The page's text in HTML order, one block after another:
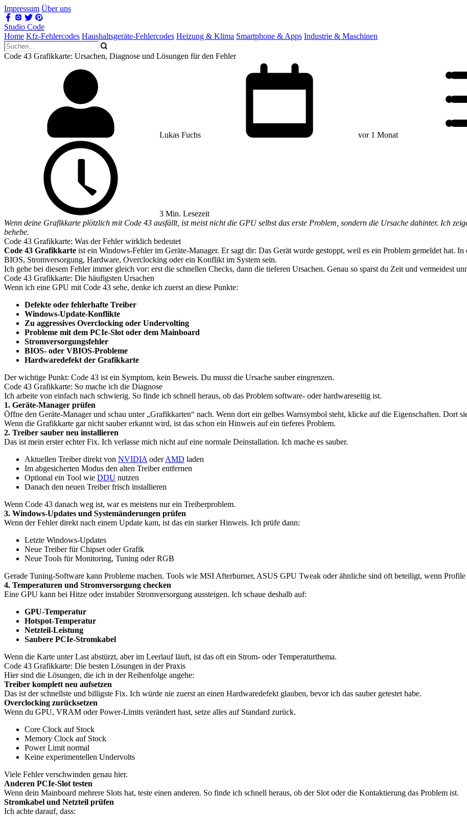
Impressum Über uns
Studio Code
Home Kfz-Fehlercodes Haushaltsgeräte-Fehlercodes Heizung & Klima Smartphone & Apps Industrie & Maschinen
Code 43 Grafikkarte: Ursachen, Diagnose und Lösungen für den Fehler
Lukas Fuchs vor 1 Monat
3 Min. Lesezeit
Wenn deine Grafikkarte plötzlich mit Code 43 ausfällt, ist meist nicht die GPU selbst das erste Problem, sondern die Ursache dahinter. Ich
behebe.
Code 43 Grafikkarte: Was der Fehler wirklich bedeutet
Code 43 Grafikkarte ist ein Windows-Fehler im Geräte-Manager. Er sagt dir: Das Gerät wurde gestoppt, weil es ein Problem gemeldet hat.
BIOS, Stromversorgung, Hardware, Overclocking oder ein Konflikt im System sein.
Ich gehe bei diesem Fehler immer gleich vor: erst die schnellen Checks, dann die tieferen Ursachen. Genau so sparst du Zeit und vermeidest
Code 43 Grafikkarte: Die häufigsten Ursachen
Wenn ich eine GPU mit Code 43 sehe, denke ich zuerst an diese Punkte:
Defekte oder fehlerhafte Treiber
Windows-Update-Konflikte
Zu aggressives Overclocking oder Undervolting
Probleme mit dem PCIe-Slot oder dem Mainboard
Stromversorgungsfehler
BIOS- oder VBIOS-Probleme
Hardwaredefekt der Grafikkarte
Der wichtige Punkt: Code 43 ist ein Symptom, kein Beweis. Du musst die Ursache sauber eingrenzen.
Code 43 Grafikkarte: So mache ich die Diagnose
Ich arbeite von einfach nach schwierig. So finde ich schnell heraus, ob das Problem software- oder hardwareseitig ist.
1. Geräte-Manager prüfen
Öffne den Geräte-Manager und schau unter „Grafikkarten“ nach. Wenn dort ein gelbes Warnsymbol steht, klicke auf die Eigenschaften. Dort
Wenn die Grafikkarte gar nicht sauber erkannt wird, ist das schon ein Hinweis auf ein tieferes Problem.
2. Treiber sauber neu installieren
Das ist mein erster echter Fix. Ich verlasse mich nicht auf eine normale Deinstallation. Ich mache es sauber.
Aktuellen Treiber direkt von NVIDIA oderAMD laden
Im abgesicherten Modus den alten Treiber entfernen
Optional ein Tool wie DDU nutzen
Danach den neuen Treiber frisch installieren
Wenn Code 43 danach weg ist, war es meistens nur ein Treiberproblem.
3. Windows-Updates und Systemänderungen prüfen
Wenn der Fehler direkt nach einem Update kam, ist das ein starker Hinweis. Ich prüfe dann:
Letzte Windows-Updates
Neue Treiber für Chipset oder Grafik
Neue Tools für Monitoring, Tuning oder RGB
Gerade Tuning-Software kann Probleme machen. Tools wie MSI Afterburner, ASUS GPU Tweak oder ähnliche sind oft beteiligt, wenn Profile
4. Temperaturen und Stromversorgung checken
Eine GPU kann bei Hitze oder instabiler Stromversorgung aussteigen. Ich schaue deshalb auf:
GPU-Temperatur
Hotspot-Temperatur
Netzteil-Leistung
Saubere PCIe-Stromkabel
Wenn die Karte unter Last abstürzt, aber im Leerlauf läuft, ist das oft ein Strom- oder Temperaturthema.
Code 43 Grafikkarte: Die besten Lösungen in der Praxis
Hier sind die Lösungen, die ich in der Reihenfolge angehe:
Treiber komplett neu aufsetzen
Das ist der schnellste und billigste Fix. Ich würde nie zuerst an einen Hardwaredefekt glauben, bevor ich das sauber getestet habe.
Overclocking zurücksetzen
Wenn du GPU, VRAM oder Power-Limits verändert hast, setze alles auf Standard zurück.
Core Clock auf Stock
Memory Clock auf Stock
Power Limit normal
Keine experimentellen Undervolts
Viele Fehler verschwinden genau hier.
Anderen PCIe-Slot testen
Wenn dein Mainboard mehrere Slots hat, teste einen anderen. So finde ich schnell heraus, ob der Slot oder die Kontaktierung das Problem ist.
Stromkabel und Netzteil prüfen
Ich achte darauf, dass: